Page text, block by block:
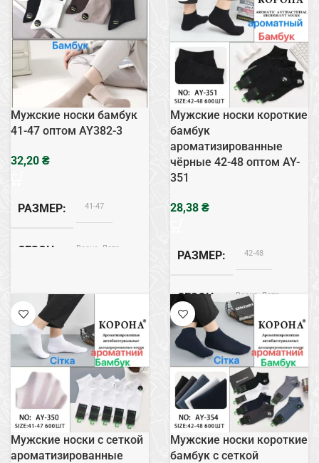
СОСТАВ Бамбук
ТИП Сетка
Мужские носки бамбук
41-47 оптом AY382-3
₴
РАЗМЕР 41-47
СЕЗОН Весна, Лето
СОСТАВ
Мужские носки короткие
бамбук
ароматизированные
чёрные 42-48 оптом AY-
351
₴
РАЗМЕР 42-48
СЕЗОН Весна, Лето
СОСТАВ Бамбук
ЦВЕТ Черный
Мужские носки с сеткой
ароматизированные
Мужские носки короткие
бамбук с сеткой